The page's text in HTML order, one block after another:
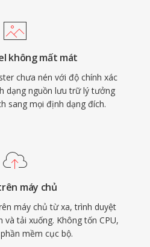
không mất mát
chưa nén với độ chính xác
dạng nguồn lưu trữ lý tưởng
sang mọi định dạng đích.
máy chủ
máy chủ từ xa, trình duyệt
tải xuống. Không tốn CPU,
mềm cục bộ.